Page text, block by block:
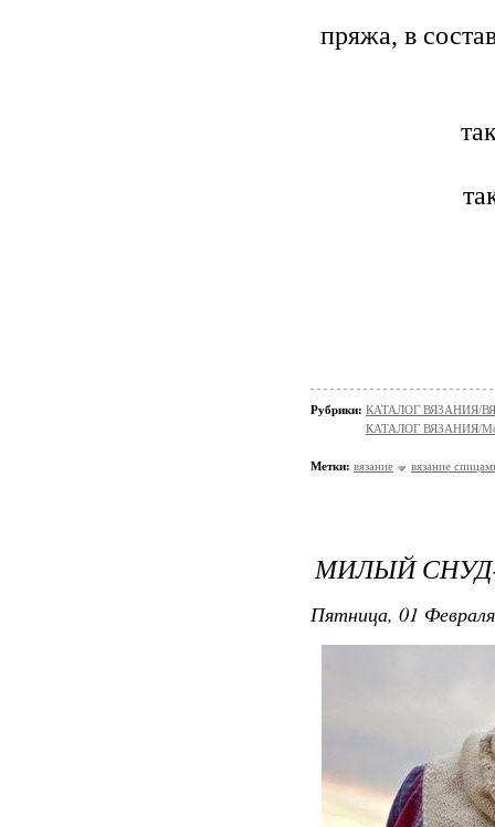
пряжа, в
Рубрики: КАТАЛОГ ВЯЗАНИЯ/
КАТАЛОГ ВЯЗАНИЯ/
Метки: вязание вязание
МИЛЫЙ
Пятница, 01